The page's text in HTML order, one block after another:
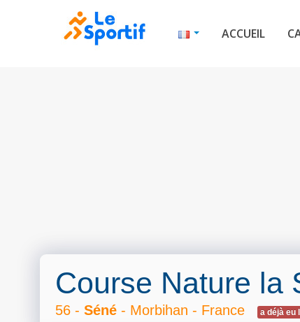
ACCUEIL
Course Nature la
56 - Séné - Morbihan - France a déjà eu